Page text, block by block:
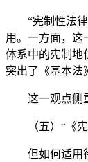
“宪制性法律”
用。一方面，这
体系中的宪制地
突出了《基本法
这一观点侧重
（五）“《宪
但如何适用